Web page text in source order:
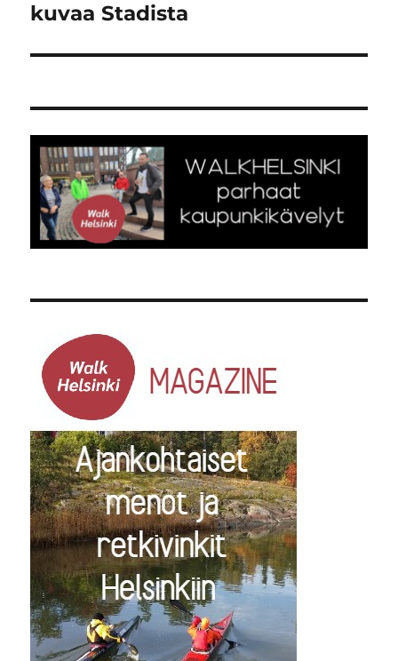
artikkeli:
kuvaa Stadista